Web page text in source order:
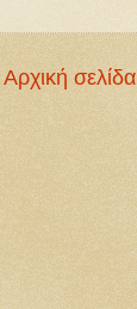
Αρχική σελίδα